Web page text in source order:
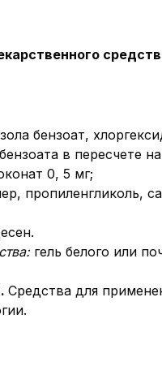
бензоат,
в пересчете
0, 5 мг;
пропиленгликоль,
гель белого или
Средства для